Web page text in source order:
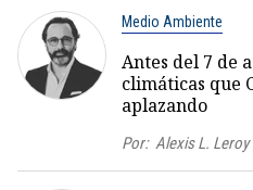
Medio Ambiente
Antes del 7 de
climáticas que
aplazando
Por: Alexis L. Leroy